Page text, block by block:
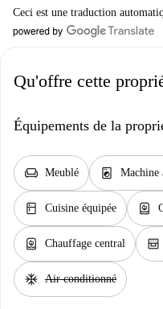
Ceci est une traduction
Qu'offre cette
Équipements de la
chair Meublé local_laundry_service Machine
kitchen Cuisine équipée water_heater
water_heater Chauffage central oven_gen
ac_unit Air conditionné